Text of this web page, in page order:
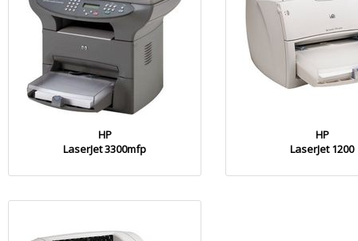
HP
LaserJet 3300mfp
HP
LaserJet 1200